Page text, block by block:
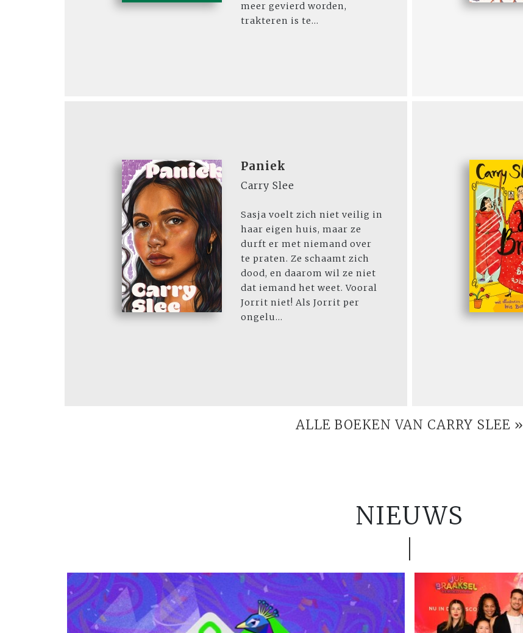
meer gevierd worden,
trakteren is te...
Paniek
Carry Slee
Sasja voelt zich niet veilig in
haar eigen huis, maar ze
durft er met niemand over
te praten. Ze schaamt zich
dood, en daarom wil ze niet
dat iemand het weet. Vooral
Jorrit niet! Als Jorrit per
ongelu...
ALLE BOEKEN VAN CARRY SLEE »
NIEUWS